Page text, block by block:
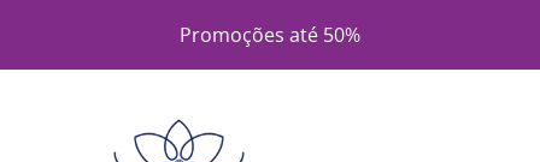
Promoções até 50%